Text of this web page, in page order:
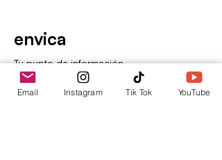
envica
Tu punto de información.
Email Instagram Tik Tok YouTube